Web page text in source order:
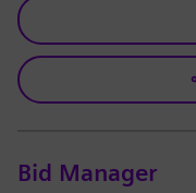
Bid Manager